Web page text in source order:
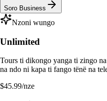
Soro Business
Nzoni wungo
Unlimited
Tours ti dikongo yanga ti zingo
na ndo ni kapa ti fango tënë na
$45.99/nze